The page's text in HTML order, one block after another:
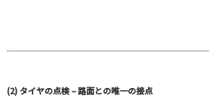
(2) タイヤの点検 – 路面との唯一の接点